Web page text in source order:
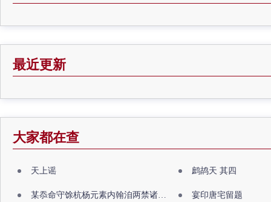
最近更新
大家都在查
天上谣 鹧鸪天 其四
某忝命守馀杭杨元素内翰洎两禁诸公出祖佛寺 宴印唐宅留题